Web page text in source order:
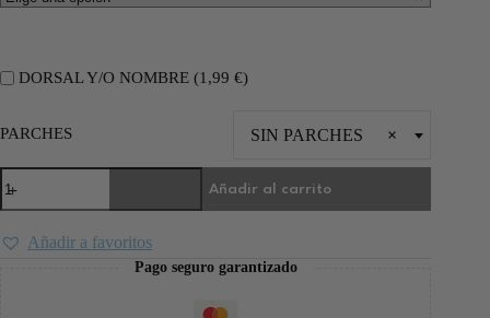
DORSAL Y/O NOMBRE (1,99 €)
PARCHES ×
SIN PARCHES
Añadir al carrito
Añadir a favoritos
Pago seguro garantizado